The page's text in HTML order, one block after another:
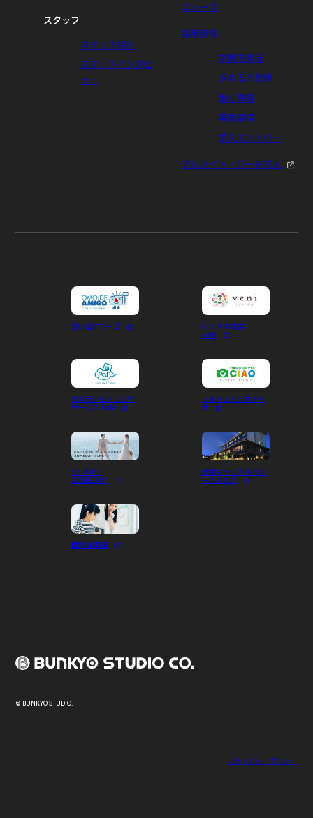
スタッフ
スタッフ紹介
スタッフインタビ
ュー
ニュース
採用情報
文教を知る
求める人物像
働く環境
募集要項
求人エントリー
アルバイト・パート求人
想い出アミーゴ
レンタル琉装
veni
カメラシェアリング
サービス PaN
フォトスタジオチャ
オ
STUDIO
SOMEDAY
彦根キャッスル リゾ
ート＆スパ
個別指導ER
© BUNKYO STUDIO.
プライバシーポリシー